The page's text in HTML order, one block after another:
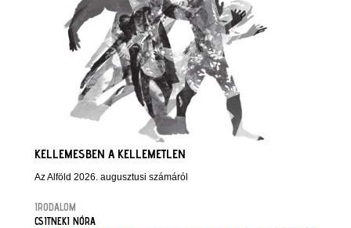
KELLEMESBEN A KELLEMETLEN
Az Alföld 2026. augusztusi számáról
IRODALOM
CSITNEKI NÓRA